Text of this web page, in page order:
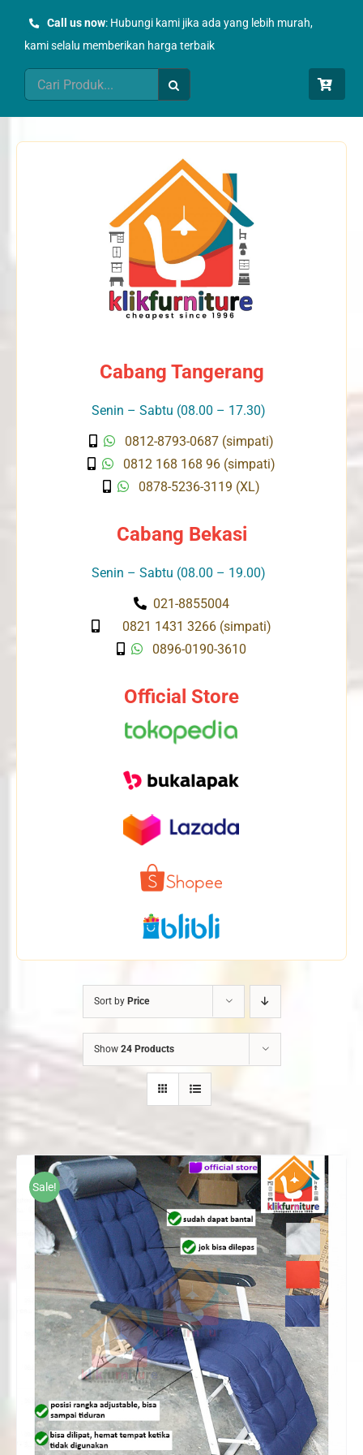
Call us now: Hubungi kami jika ada yang lebih murah,
kami selalu memberikan harga terbaik
Search
for:
Cabang Tangerang
Senin – Sabtu (08.00 – 17.30)
0812-8793-0687 (simpati)
0812 168 168 96 (simpati)
0878-5236-3119 (XL)
Cabang Bekasi
Senin – Sabtu (08.00 – 19.00)
021-8855004
0821 1431 3266 (simpati)
0896-0190-3610
Official Store
Sort by Price
Show 24 Products
Sale!